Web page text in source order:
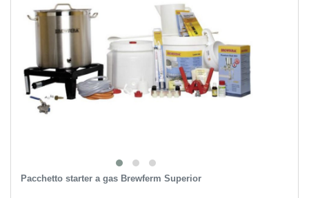
Pacchetto starter a gas Brewferm Superior